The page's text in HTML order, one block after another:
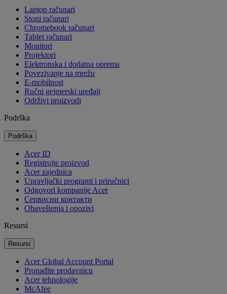
Laptop računari
Stoni računari
Chromebook računari
Tablet računari
Monitori
Projektori
Elektronska i dodatna oprema
Povezivanje na mrežu
E-mobilnost
Ručni gejmerski uređaji
Održivi proizvodi
Podrška
Podrška
Acer ID
Registrujte proizvod
Acer zajednica
Upravljački programi i priručnici
Odgovori kompanije Acer
Cервисни контакти
Obaveštenja i opozivi
Resursi
Resursi
Acer Global Account Portal
Pronađite prodavnicu
Acer tehnologije
McAfee